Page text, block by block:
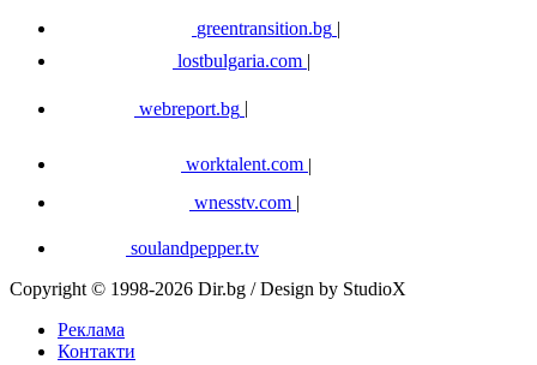
greentransition.bg |
lostbulgaria.com |
webreport.bg
worktalent.com |
wnesstv.com |
soulandpepper.tv
Copyright © 1998-2026 Dir.bg / Design by StudioX
Реклама
Контакти